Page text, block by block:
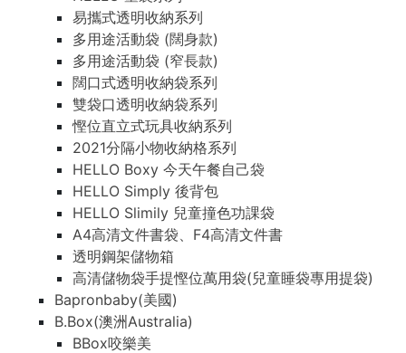
易攜式透明收納系列
多用途活動袋 (闊身款)
多用途活動袋 (窄長款)
闊口式透明收納袋系列
雙袋口透明收納袋系列
慳位直立式玩具收納系列
2021分隔小物收納格系列
HELLO Boxy 今天午餐自己袋
HELLO Simply 後背包
HELLO Slimily 兒童撞色功課袋
A4高清文件書袋、F4高清文件書
透明鋼架儲物箱
高清儲物袋手提慳位萬用袋(兒童睡袋專用提袋)
Bapronbaby(美國)
B.Box(澳洲Australia)
BBox咬樂美